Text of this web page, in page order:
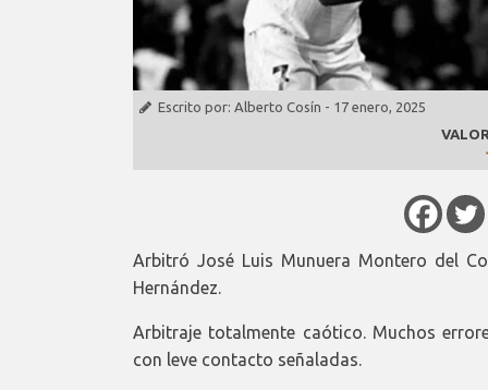
Escrito por: Alberto Cosín - 17 enero, 2025
Arbitró José Luis Munuera Montero del
Hernández.
Arbitraje totalmente caótico. Muchos
con leve contacto señaladas.